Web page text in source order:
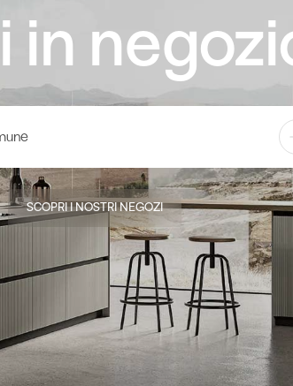
in
SCOPRI I NOSTRI NEGOZI